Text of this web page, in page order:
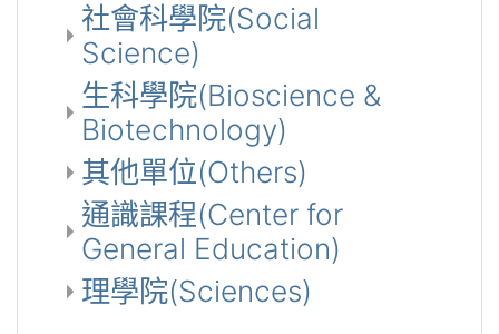
社會科學院(Social
Science)
生科學院(Bioscience &
Biotechnology)
其他單位(Others)
通識課程(Center for
General Education)
理學院(Sciences)